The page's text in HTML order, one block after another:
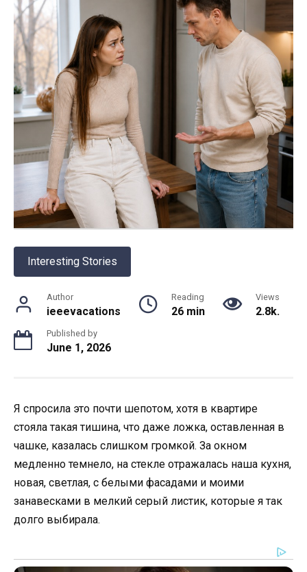
Interesting Stories
Author
ieeevacations
Reading
26 min
Views
2.8k.
Published by
June 1, 2026
Я спросила это почти шепотом, хотя в квартире
стояла такая тишина, что даже ложка, оставленная в
чашке, казалась слишком громкой. За окном
медленно темнело, на стекле отражалась наша кухня,
новая, светлая, с белыми фасадами и моими
занавесками в мелкий серый листик, которые я так
долго выбирала.